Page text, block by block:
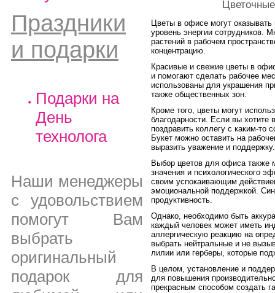
Праздники
и подарки
Подарки на
День
технолога
Наши менеджеры
с удовольствием
помогут Вам
выбрать
оригинальный
подарок для
Цветы в офисе могут
уровень энергии сотрудников.
растений в рабочем
концентрацию.
Красивые и свежие цветы в
и помогают сделать рабочее
использованы для украшения
также общественных зон.
Кроме того, цветы могут
благодарности. Если вы хотите
поздравить коллегу с каким-то
Букет можно оставить на
выразить уважение и поддержку.
Выбор цветов для офиса также
значения и психологического
своим успокаивающим
эмоциональной поддержкой.
продуктивность.
Однако, необходимо быть
каждый человек может иметь
аллергическую реакцию на
выбрать нейтральные и не
лилии или герберы, которые
В целом, установление и
для повышения
прекрасным способом создать